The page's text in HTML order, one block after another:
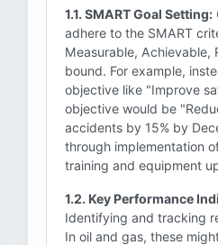
1.1. SMART Goal Setting:
adhere to the SMART
Measurable, Achievable,
bound. For example,
objective like "Improve
objective would be
accidents by 15% by
through implementation
training and equipment
1.2. Key Performance
Identifying and tracking
In oil and gas, these